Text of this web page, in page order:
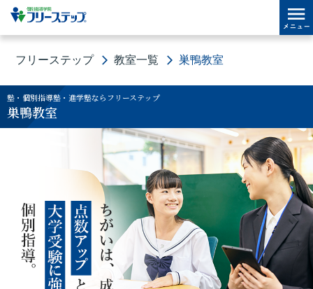
フリーステップ 教室一覧 巣鴨教室
塾・個別指導塾・進学塾ならフリーステップ
巣鴨教室